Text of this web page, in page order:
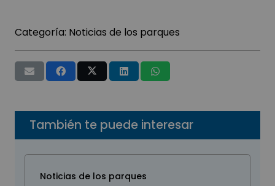
Categoría: Noticias de los parques
También te puede interesar
Noticias de los parques